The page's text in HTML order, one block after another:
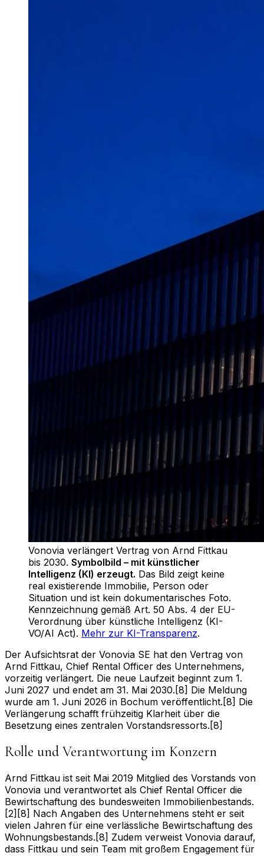
Vonovia verlängert Vertrag von Arnd Fittkau
bis 2030. Symbolbild – mit künstlicher
Intelligenz (KI) erzeugt. Das Bild zeigt keine
real existierende Immobilie, Person oder
Situation und ist kein dokumentarisches Foto.
Kennzeichnung gemäß Art. 50 Abs. 4 der EU-
Verordnung über künstliche Intelligenz (KI-
VO/AI Act). Mehr zur KI-Transparenz.
Der Aufsichtsrat der Vonovia SE hat den Vertrag von
Arnd Fittkau, Chief Rental Officer des Unternehmens,
vorzeitig verlängert. Die neue Laufzeit beginnt zum 1.
Juni 2027 und endet am 31. Mai 2030.[8] Die Meldung
wurde am 1. Juni 2026 in Bochum veröffentlicht.[8] Die
Verlängerung schafft frühzeitig Klarheit über die
Besetzung eines zentralen Vorstandsressorts.[8]
Rolle und Verantwortung im Konzern
Arnd Fittkau ist seit Mai 2019 Mitglied des Vorstands von
Vonovia und verantwortet als Chief Rental Officer die
Bewirtschaftung des bundesweiten Immobilienbestands.
[2][8] Nach Angaben des Unternehmens steht er seit
vielen Jahren für eine verlässliche Bewirtschaftung des
Wohnungsbestands.[8] Zudem verweist Vonovia darauf,
dass Fittkau und sein Team mit großem Engagement für